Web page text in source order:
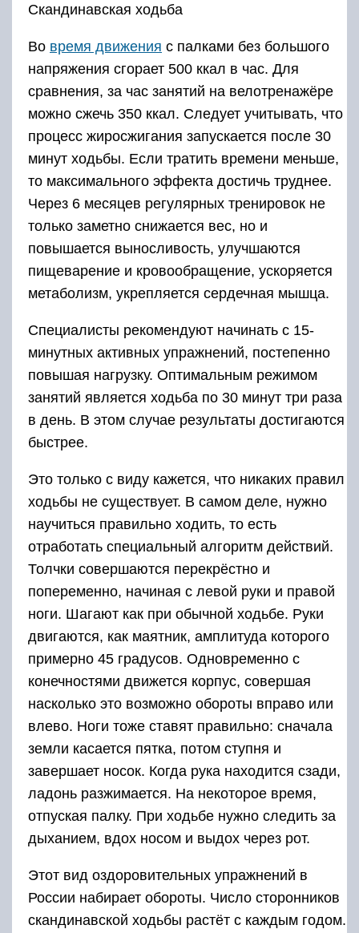
Скандинавская ходьба
Во время движения с палками без большого
напряжения сгорает 500 ккал в час. Для
сравнения, за час занятий на велотренажёре
можно сжечь 350 ккал. Следует учитывать, что
процесс жиросжигания запускается после 30
минут ходьбы. Если тратить времени меньше,
то максимального эффекта достичь труднее.
Через 6 месяцев регулярных тренировок не
только заметно снижается вес, но и
повышается выносливость, улучшаются
пищеварение и кровообращение, ускоряется
метаболизм, укрепляется сердечная мышца.
Специалисты рекомендуют начинать с 15-
минутных активных упражнений, постепенно
повышая нагрузку. Оптимальным режимом
занятий является ходьба по 30 минут три раза
в день. В этом случае результаты достигаются
быстрее.
Это только с виду кажется, что никаких правил
ходьбы не существует. В самом деле, нужно
научиться правильно ходить, то есть
отработать специальный алгоритм действий.
Толчки совершаются перекрёстно и
попеременно, начиная с левой руки и правой
ноги. Шагают как при обычной ходьбе. Руки
двигаются, как маятник, амплитуда которого
примерно 45 градусов. Одновременно с
конечностями движется корпус, совершая
насколько это возможно обороты вправо или
влево. Ноги тоже ставят правильно: сначала
земли касается пятка, потом ступня и
завершает носок. Когда рука находится сзади,
ладонь разжимается. На некоторое время,
отпуская палку. При ходьбе нужно следить за
дыханием, вдох носом и выдох через рот.
Этот вид оздоровительных упражнений в
России набирает обороты. Число сторонников
скандинавской ходьбы растёт с каждым годом.